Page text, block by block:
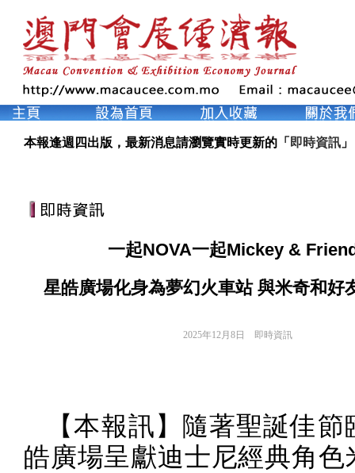
本報逢週四出版，最新消息請瀏覽實時更新的「 即時資訊 」
一起NOVA一起Mickey &
星皓廣場化身為夢幻火車站 與米奇和好
2025年12月8日 即時資訊
【本報訊】隨著聖誕佳
皓廣場呈獻迪士尼經典角色